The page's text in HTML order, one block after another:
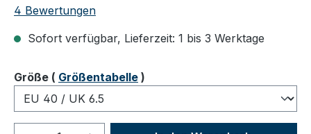
Durchschnittliche Bewertung von 5 von 5 Sternen
4 Bewertungen
Sofort verfügbar, Lieferzeit: 1 bis 3 Werktage
Größeauswählen
( Größentabelle )